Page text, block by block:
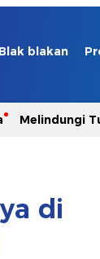
Blak blakan
Melindungi
di